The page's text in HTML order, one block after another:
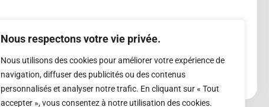
Nous respectons votre vie privée.
Nous utilisons des cookies pour améliorer votre expérience de
navigation, diffuser des publicités ou des contenus
personnalisés et analyser notre trafic. En cliquant sur « Tout
accepter », vous consentez à notre utilisation des cookies.